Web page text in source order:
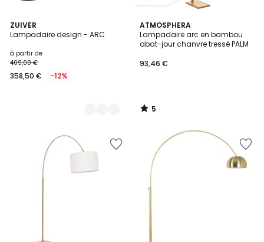
ZUIVER
Lampadaire design - ARC
à partir de
409,00 €
358,50 € -12%
2
Couleurs
ATMOSPHERA
Lampadaire arc en bambou
abat-jour chanvre tressé PALM
93,46 €
5
/
5
5
/